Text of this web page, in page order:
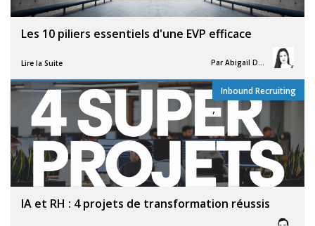
Les 10 piliers essentiels d'une EVP efficace
Lire la Suite Par Abigail Davies
IA et RH : 4 projets de transformation réussis
Inbound Recruiting
,